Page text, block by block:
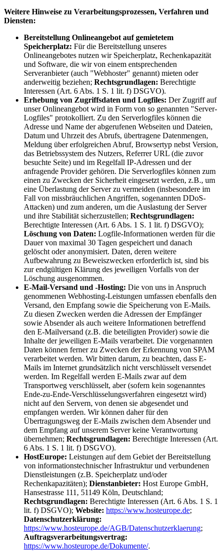
Weitere Hinweise zu Verarbeitungsprozessen, Verfahren und
Diensten:
Bereitstellung Onlineangebot auf gemietetem
Speicherplatz: Für die Bereitstellung unseres
Onlineangebotes nutzen wir Speicherplatz, Rechenkapazität
und Software, die wir von einem entsprechenden
Serveranbieter (auch "Webhoster" genannt) mieten oder
anderweitig beziehen; Rechtsgrundlagen: Berechtigte
Interessen (Art. 6 Abs. 1 S. 1 lit. f) DSGVO).
Erhebung von Zugriffsdaten und Logfiles: Der Zugriff auf
unser Onlineangebot wird in Form von so genannten "Server-
Logfiles" protokolliert. Zu den Serverlogfiles können die
Adresse und Name der abgerufenen Webseiten und Dateien,
Datum und Uhrzeit des Abrufs, übertragene Datenmengen,
Meldung über erfolgreichen Abruf, Browsertyp nebst Version,
das Betriebssystem des Nutzers, Referrer URL (die zuvor
besuchte Seite) und im Regelfall IP-Adressen und der
anfragende Provider gehören. Die Serverlogfiles können zum
einen zu Zwecken der Sicherheit eingesetzt werden, z.B., um
eine Überlastung der Server zu vermeiden (insbesondere im
Fall von missbräuchlichen Angriffen, sogenannten DDoS-
Attacken) und zum anderen, um die Auslastung der Server
und ihre Stabilität sicherzustellen; Rechtsgrundlagen:
Berechtigte Interessen (Art. 6 Abs. 1 S. 1 lit. f) DSGVO);
Löschung von Daten: Logfile-Informationen werden für die
Dauer von maximal 30 Tagen gespeichert und danach
gelöscht oder anonymisiert. Daten, deren weitere
Aufbewahrung zu Beweiszwecken erforderlich ist, sind bis
zur endgültigen Klärung des jeweiligen Vorfalls von der
Löschung ausgenommen.
E-Mail-Versand und -Hosting: Die von uns in Anspruch
genommenen Webhosting-Leistungen umfassen ebenfalls den
Versand, den Empfang sowie die Speicherung von E-Mails.
Zu diesen Zwecken werden die Adressen der Empfänger
sowie Absender als auch weitere Informationen betreffend
den E-Mailversand (z.B. die beteiligten Provider) sowie die
Inhalte der jeweiligen E-Mails verarbeitet. Die vorgenannten
Daten können ferner zu Zwecken der Erkennung von SPAM
verarbeitet werden. Wir bitten darum, zu beachten, dass E-
Mails im Internet grundsätzlich nicht verschlüsselt versendet
werden. Im Regelfall werden E-Mails zwar auf dem
Transportweg verschlüsselt, aber (sofern kein sogenanntes
Ende-zu-Ende-Verschlüsselungsverfahren eingesetzt wird)
nicht auf den Servern, von denen sie abgesendet und
empfangen werden. Wir können daher für den
Übertragungsweg der E-Mails zwischen dem Absender und
dem Empfang auf unserem Server keine Verantwortung
übernehmen; Rechtsgrundlagen: Berechtigte Interessen (Art.
6 Abs. 1 S. 1 lit. f) DSGVO).
HostEurope: Leistungen auf dem Gebiet der Bereitstellung
von informationstechnischer Infrastruktur und verbundenen
Dienstleistungen (z.B. Speicherplatz und/oder
Rechenkapazitäten); Dienstanbieter: Host Europe GmbH,
Hansestrasse 111, 51149 Köln, Deutschland;
Rechtsgrundlagen: Berechtigte Interessen (Art. 6 Abs. 1 S. 1
lit. f) DSGVO); Website: https://www.hosteurope.de;
Datenschutzerklärung:
https://www.hosteurope.de/AGB/Datenschutzerklaerung;
Auftragsverarbeitungsvertrag:
https://www.hosteurope.de/Dokumente/.